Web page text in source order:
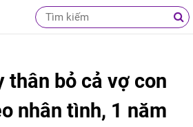
thân bỏ cả vợ con
nhân tình, 1 năm